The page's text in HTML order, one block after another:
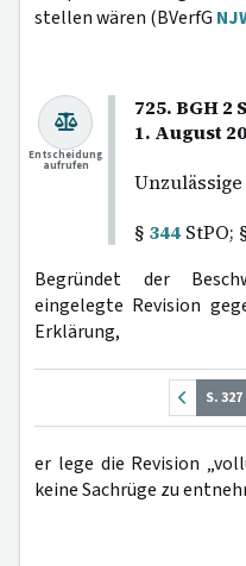
stellen wären (BVerfG
725. BGH 2
1. August
§ 344 StPO;
Entscheidung
aufrufen
Begründet der
eingelegte Revision
Erklärung,
S.
er lege die Revision
keine Sachrüge zu